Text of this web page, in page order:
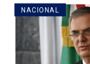
NACIONAL